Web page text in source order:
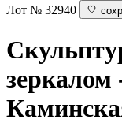
Лот № 32940
зеркалом